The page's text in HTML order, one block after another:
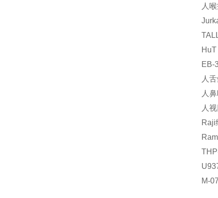
人
EB-
人
人
人
Raji
M-